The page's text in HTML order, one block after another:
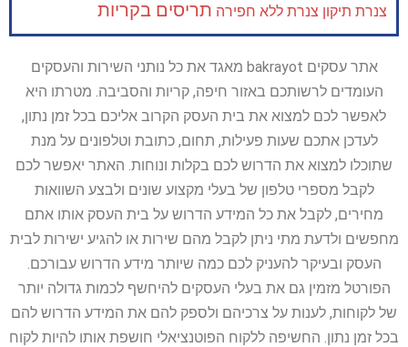
צנרת תיקון צנרת ללא חפירה תריסים בקריות
אתר עסקים bakrayot מאגד את כל נותני השירות והעסקים
העומדים לרשותכם באזור חיפה, קריות והסביבה. מטרתו היא
לאפשר לכם למצוא את בית העסק הקרוב אליכם בכל זמן נתון,
לעדכן אתכם שעות פעילות, תחום, כתובת וטלפונים על מנת
שתוכלו למצוא את הדרוש לכם בקלות ונוחות. האתר יאפשר לכם
לקבל מספרי טלפון של בעלי מקצוע שונים ולבצע השוואות
מחירים, לקבל את כל המידע הדרוש על בית העסק אותו אתם
מחפשים ולדעת מתי ניתן לקבל מהם שירות או להגיע ישירות לבית
העסק ובעיקר להעניק לכם כמה שיותר מידע הדרוש עבורכם.
הפורטל מזמין גם את בעלי העסקים להיחשף לכמות גדולה יותר
של לקוחות, לענות על צרכיהם ולספק להם את המידע הדרוש להם
בכל זמן נתון. החשיפה ללקוח הפוטנציאלי חושפת אותו להיות לקוח